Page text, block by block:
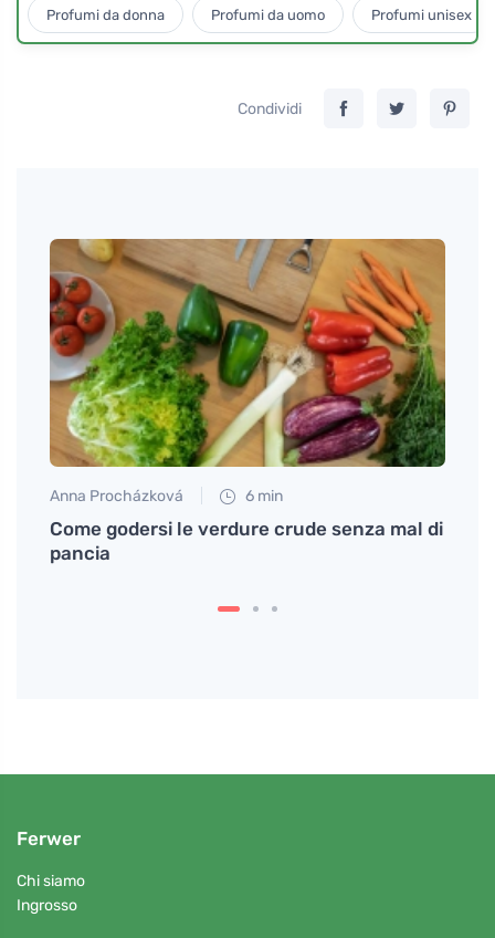
Profumi da donna Profumi da uomo Profumi unisex
Condividi
Anna Procházková 6 min
Come godersi le verdure crude senza mal di
pancia
Ferwer
Chi siamo
Ingrosso